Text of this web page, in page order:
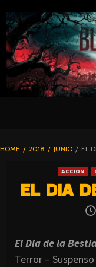
TO
CONTENT
HOME 2018 JUNIO EL
ACCION
EL DIA
El Dia de la
Terror – Suspenso